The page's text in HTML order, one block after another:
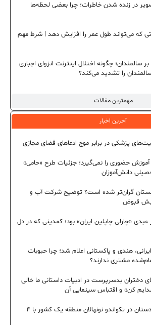
مهمترین مقالات
در زنده شدن خاطرات؛ چرا بعضی لحظه‌ها
که می‌تواند طول عمر را افزایش دهد | شرط مهم
سالمندان؛ چگونه اختلال اینترنت انزوای اجباری
را تشدید می‌کند؟
آخرین اخبار
پزشکی در برابر موج ادعاهای فضای مجازی
حضوری را نمی‌گیرد؛ جزئیات طرح «حامی»
دانش‌آموزان
گران‌تر شده است؟ توضیح شرکت آب و
قبوض
«چارلی چاپلین ایران» بود؛ کمدینی که در دل
هندی و پاکستانی اعلام شد؛ چرا حبوبات
مشتری ندارند؟
دختران بدسرپرست در ادبیات داستانی ما خالی
کن» و اقتباس سینمایی آن
قهرمانی دختران کردستان در تکواندو نونهالان منطقه یک کشور با ۴